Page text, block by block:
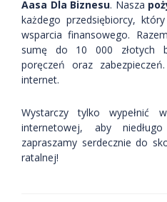
Aasa Dla Biznesu. Nasza
każdego przedsiębiorcy,
wsparcia finansowego.
sumę do 10 000 złotych
poręczeń oraz
internet.
Wystarczy tylko wypełnić
internetowej, aby
zapraszamy serdecznie do
ratalnej!